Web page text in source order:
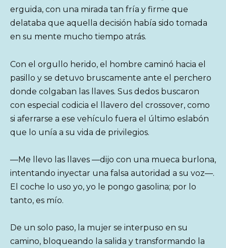
erguida, con una mirada tan fría y firme que
delataba que aquella decisión había sido tomada
en su mente mucho tiempo atrás.
Con el orgullo herido, el hombre caminó hacia el
pasillo y se detuvo bruscamente ante el perchero
donde colgaban las llaves. Sus dedos buscaron
con especial codicia el llavero del crossover, como
si aferrarse a ese vehículo fuera el último eslabón
que lo unía a su vida de privilegios.
—Me llevo las llaves —dijo con una mueca burlona,
intentando inyectar una falsa autoridad a su voz—.
El coche lo uso yo, yo le pongo gasolina; por lo
tanto, es mío.
De un solo paso, la mujer se interpuso en su
camino, bloqueando la salida y transformando la